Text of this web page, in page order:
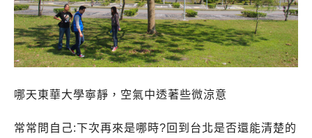
哪天東華大學寧靜，空氣中透著些微涼意
常常問自己:下次再來是哪時?回到台北是否還能清楚的